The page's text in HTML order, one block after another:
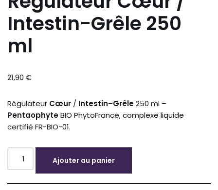
Intestin-Grêle 250
ml
21,90 €
Régulateur Cœur / Intestin–Grêle250 ml –
PentaophyteBIO PhytoFrance, complexe liquide
certifié FR-BIO-01.
Ajouter au panier